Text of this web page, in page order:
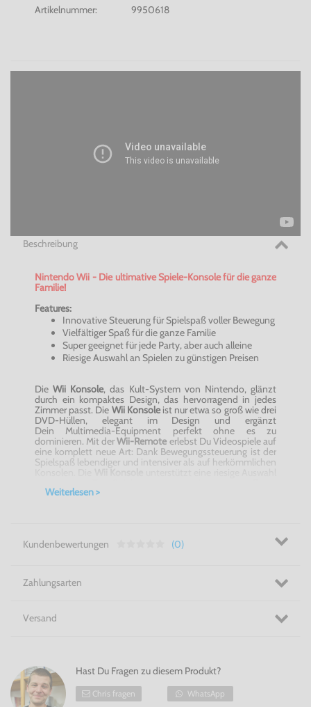
Artikelnummer:
9950618
Beschreibung
Nintendo Wii - Die ultimative Spiele-Konsole für die ganze
Familie!
Features:
Innovative Steuerung für Spielspaß voller Bewegung
Vielfältiger Spaß für die ganze Familie
Super geeignet für jede Party, aber auch alleine
Riesige Auswahl an Spielen zu günstigen Preisen
DieWii Konsole, das Kult-System von Nintendo, glänzt
durch ein kompaktes Design, das hervorragend in jedes
Zimmer passt. Die Wii Konsoleist nur etwa so groß wie drei
DVD-Hüllen, elegant im Design und ergänzt
Dein Multimedia-Equipment perfekt ohne es zu
dominieren. Mit derWii-Remote erlebst Du Videospiele auf
eine komplett neue Art: Dank Bewegungssteuerung ist der
Spielspaß lebendiger und intensiver als auf herkömmlichen
Mario Galaxy,Zelda Skyward Sword
Weiterlesen >
Kundenbewertungen (0)
Zahlungsarten
Versand
Hast Du Fragen zu diesem Produkt?
Chris fragen WhatsApp